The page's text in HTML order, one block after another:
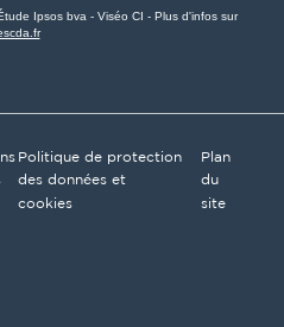
Ipsos bva - Viséo CI - Plus d'infos sur
Politique de protection
des données et
cookies
Plan
du
site